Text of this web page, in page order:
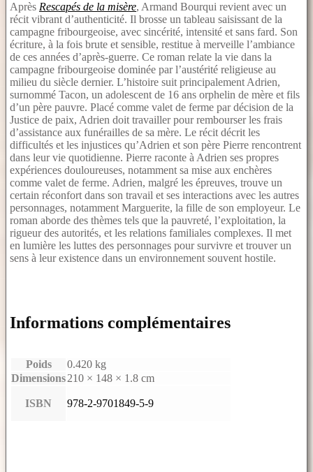
Après Rescapés de la misère, Armand Bourqui revient avec un
récit vibrant d’authenticité. Il brosse un tableau saisissant de la
campagne fribourgeoise, avec sincérité, intensité et sans fard. Son
écriture, à la fois brute et sensible, restitue à merveille l’ambiance
de ces années d’après-guerre. Ce roman relate la vie dans la
campagne fribourgeoise dominée par l’austérité religieuse au
milieu du siècle dernier. L’histoire suit principalement Adrien,
surnommé Tacon, un adolescent de 16 ans orphelin de mère et fils
d’un père pauvre. Placé comme valet de ferme par décision de la
Justice de paix, Adrien doit travailler pour rembourser les frais
d’assistance aux funérailles de sa mère. Le récit décrit les
difficultés et les injustices qu’Adrien et son père Pierre rencontrent
dans leur vie quotidienne. Pierre raconte à Adrien ses propres
expériences douloureuses, notamment sa mise aux enchères
comme valet de ferme. Adrien, malgré les épreuves, trouve un
certain réconfort dans son travail et ses interactions avec les autres
personnages, notamment Marguerite, la fille de son employeur. Le
roman aborde des thèmes tels que la pauvreté, l’exploitation, la
rigueur des autorités, et les relations familiales complexes. Il met
en lumière les luttes des personnages pour survivre et trouver un
sens à leur existence dans un environnement souvent hostile.
Informations complémentaires
Poids
0.420 kg
Dimensions210 × 148 × 1.8 cm
ISBN 978-2-9701849-5-9